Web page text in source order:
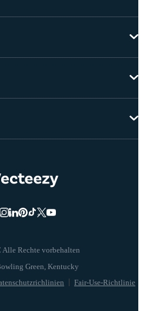
Rechte vorbehalten
Fair-Use-Richtlinie